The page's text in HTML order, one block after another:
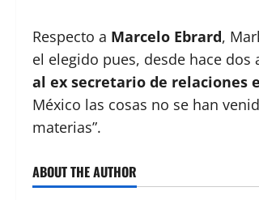
Respecto a Marcelo Ebrard,
el elegido pues, desde hace
al ex secretario de relaciones
México las cosas no se han
materias”.
ABOUT THE AUTHOR